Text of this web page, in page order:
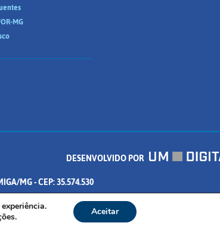
MG
DESENVOLVIDO POR
MG - CEP: 35.574.530
Aceitar